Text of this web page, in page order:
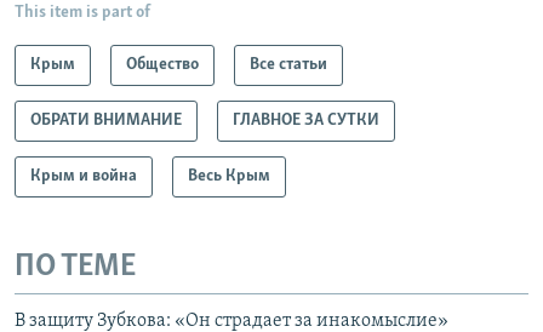
This item is part of
Крым Общество Все статьи
ОБРАТИ ВНИМАНИЕ ГЛАВНОЕ ЗА СУТКИ
Крым и война Весь Крым
ПО ТЕМЕ
В защиту Зубкова: «Он страдает за инакомыслие»